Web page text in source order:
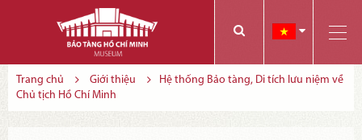
Trang chủ Giới thiệu
Hệ thống Bảo tàng, Di tích lưu niệm về
Chủ tịch Hồ Chí Minh